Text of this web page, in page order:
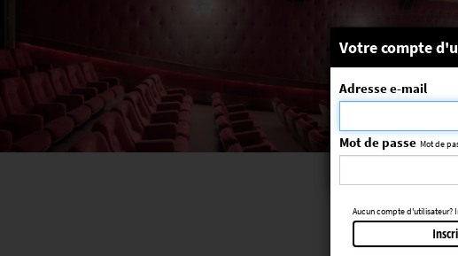
Message
La séance
Votre compte
Adresse e-mail
Mot de passe Mot de
Aucun compte d'utilisateur?